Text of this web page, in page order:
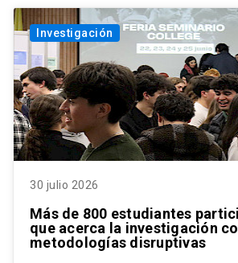
Investigación
30 julio 2026
Más de 800 estudiantes
que acerca la investigación
metodologías disruptivas